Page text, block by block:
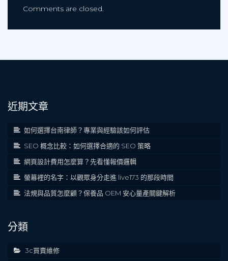
Comments are closed.
近期文章
如何選擇台南律師？專業與經驗該如何評估
SEO 概念比較：如何選擇合適的 SEO 策略
網頁設計費用怎麼算？先看懂報價邏輯
螢幕裡的名字：以觀眾身分走進 live173 的那段時間
法規與品質怎麼顧？保養品 OEM 安心量產關鍵解析
分類
3c買賣維修